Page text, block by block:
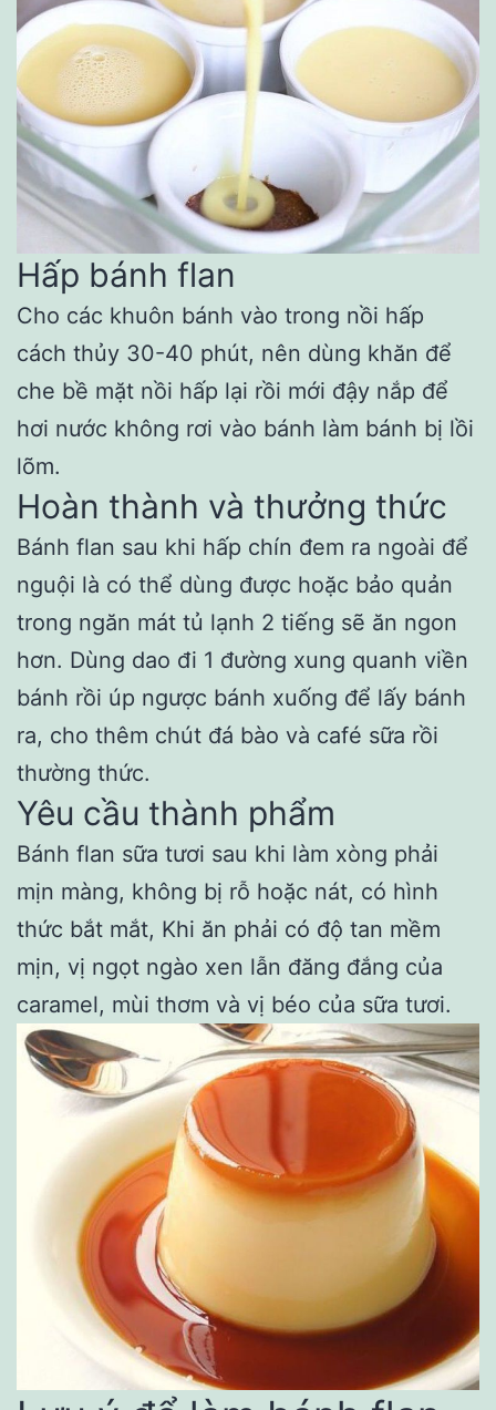
Hấp bánh flan
Cho các khuôn bánh vào trong nồi hấp
cách thủy 30-40 phút, nên dùng khăn để
che bề mặt nồi hấp lại rồi mới đậy nắp để
hơi nước không rơi vào bánh làm bánh bị lồi
lõm.
Hoàn thành và thưởng thức
Bánh flan sau khi hấp chín đem ra ngoài để
nguội là có thể dùng được hoặc bảo quản
trong ngăn mát tủ lạnh 2 tiếng sẽ ăn ngon
hơn. Dùng dao đi 1 đường xung quanh viền
bánh rồi úp ngược bánh xuống để lấy bánh
ra, cho thêm chút đá bào và café sữa rồi
thường thức.
Yêu cầu thành phẩm
Bánh flan sữa tươi sau khi làm xòng phải
mịn màng, không bị rỗ hoặc nát, có hình
thức bắt mắt, Khi ăn phải có độ tan mềm
mịn, vị ngọt ngào xen lẫn đăng đắng của
caramel, mùi thơm và vị béo của sữa tươi.